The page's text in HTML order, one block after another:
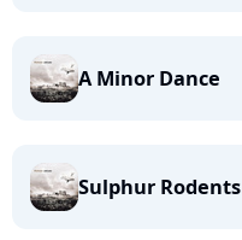
A Minor Dance
Sulphur Rodents